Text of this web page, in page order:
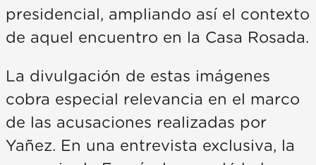
presidencial, ampliando así el contexto
de aquel encuentro en la Casa Rosada.
La divulgación de estas imágenes
cobra especial relevancia en el marco
de las acusaciones realizadas por
Yañez. En una entrevista exclusiva, la